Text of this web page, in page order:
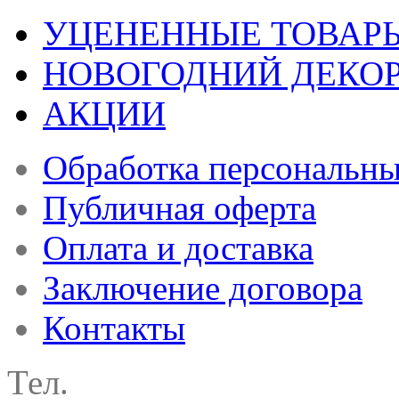
УЦЕНЕННЫЕ
НОВОГОДНИЙ
АКЦИИ
Обработка
Публичная оферта
Оплата и доставка
Заключение договора
Контакты
Тел.